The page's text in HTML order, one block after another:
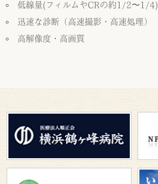
低線量(フィルムやCRの約1/2〜1/4)
迅速な診断（高速撮影・高速処理）
高解像度・高画質